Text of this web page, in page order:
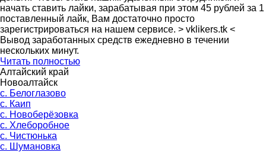
начать ставить лайки, зарабатывая при этом 45 рублей за 1
поставленный лайк, Вам достаточно просто
зарегистрироваться на нашем сервисе. > vklikers.tk <
Вывод заработанных средств ежедневно в течении
нескольких минут.
Читать полностью
Алтайский край
Новоалтайск
с. Белоглазово
с. Каип
с. Новоберёзовка
с. Хлеборобное
с. Чистюнька
с. Шумановка